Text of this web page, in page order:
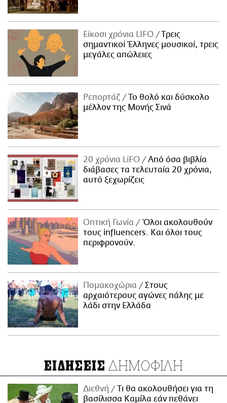
Είκοσι χρόνια LIFO
Tρεις
σημαντικοί Έλληνες μουσικοί, τρεις
μεγάλες απώλειες
Ρεπορτάζ
Το θολό και δύσκολο
μέλλον της Μονής Σινά
20 χρόνια LiFO
Από όσα βιβλία
διάβασες τα τελευταία 20 χρόνια,
αυτό ξεχωρίζεις
Οπτική Γωνία
Όλοι ακολουθούν
τους influencers. Και όλοι τους
περιφρονούν.
Πομακοχώρια
Στους
αρχαιότερους αγώνες πάλης με
λάδι στην Ελλάδα
ΕΙΔΗΣΕΙΣ ΔΗΜΟΦΙΛΗ
Διεθνή
Τι θα ακολουθήσει για τη
βασίλισσα Καμίλα εάν πεθάνει